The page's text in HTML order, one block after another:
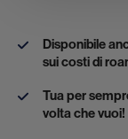
Disponibile
sui costi di
Tua per
volta che vuoi!